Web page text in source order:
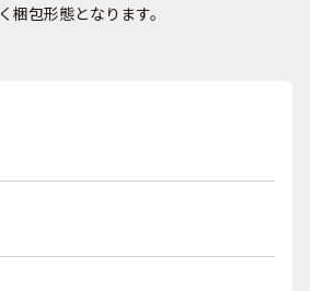
梱包形態となります。